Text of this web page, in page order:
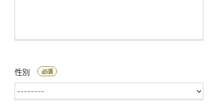
性別 必須
性
別